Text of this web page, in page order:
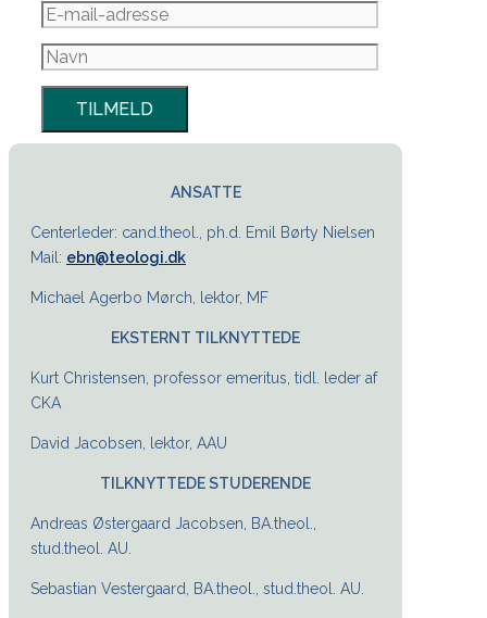
ANSATTE
Centerleder: cand.theol., ph.d. Emil Børty Nielsen
Mail: ebn@teologi.dk
Michael Agerbo Mørch, lektor, MF
EKSTERNT TILKNYTTEDE
Kurt Christensen, professor emeritus, tidl. leder af
CKA
David Jacobsen, lektor, AAU
TILKNYTTEDE STUDERENDE
Andreas Østergaard Jacobsen, BA.theol.,
stud.theol. AU.
Sebastian Vestergaard, BA.theol., stud.theol. AU.